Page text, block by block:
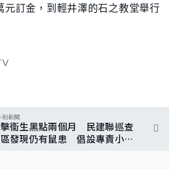
元訂金，到輕井澤的石之教堂舉行
則新聞
衞生黑點兩個月 民建聯巡查
發現仍有鼠患 倡設專責小組